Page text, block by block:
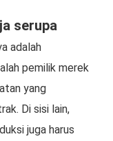
serupa
adalah
pemilik merek
yang
Di sisi lain,
juga harus